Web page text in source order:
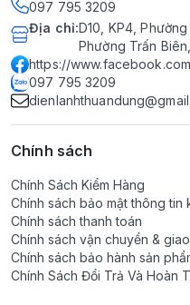
097 795 3209
Địa chỉ:D10, KP4,
Phường Trấn
https://
097 795 3209
Chính sách
Chính Sách Kiểm Hàng
Chính sách bảo mật thông tin
Chính sách thanh toán
Chính sách vận chuyển &
Chính sách bảo hành sản
Chính Sách Đổi Trả Và Hoàn